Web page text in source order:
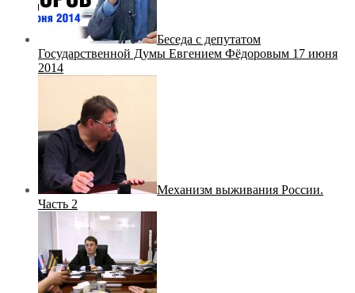
Беседа с депутатом
Государственной Думы Евгением Фёдоровым 17 июня
2014
Механизм выживания России.
Часть 2